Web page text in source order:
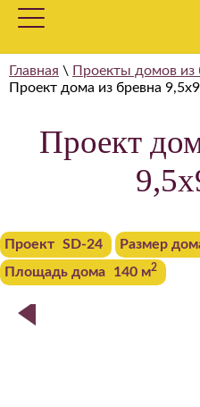
Главная \ Проекты домов из
Проект дома из бревна
Проект
Проект SD-24 Размер
Площадь дома
140 м2